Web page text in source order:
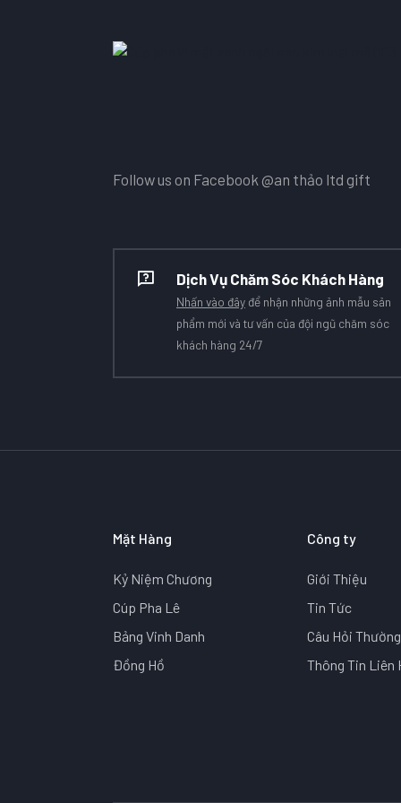
Follow us on Facebook @an thảo ltd gift
Dịch Vụ Chăm Sóc Khách Hàng
Nhấn vào đây để nhận những ảnh mẫu sản
phẩm mới và tư vấn của đội ngũ chăm sóc
khách hàng 24/7
Mặt Hàng
Kỷ Niệm Chương
Cúp Pha Lê
Bảng Vinh Danh
Đồng Hồ
Công ty
Giới Thiệu
Tin Tức
Câu Hỏi
Thông Tin Liên